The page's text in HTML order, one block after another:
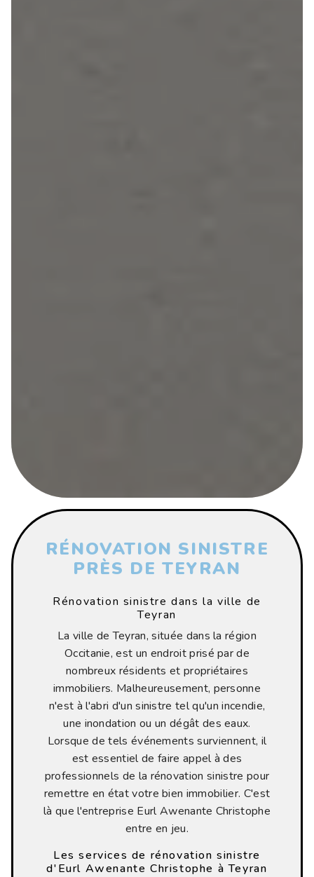
RÉNOVATION SINISTRE
PRÈS DE TEYRAN
Rénovation sinistre dans la ville de
Teyran
La ville de Teyran, située dans la région
Occitanie, est un endroit prisé par de
nombreux résidents et propriétaires
immobiliers. Malheureusement, personne
n'est à l'abri d'un sinistre tel qu'un incendie,
une inondation ou un dégât des eaux.
Lorsque de tels événements surviennent, il
est essentiel de faire appel à des
professionnels de la rénovation sinistre pour
remettre en état votre bien immobilier. C'est
là que l'entreprise Eurl Awenante Christophe
entre en jeu.
Les services de rénovation sinistre
d'Eurl Awenante Christophe à Teyran